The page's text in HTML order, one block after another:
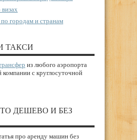
городам и странам
ТАКСИ
из любого аэропорта
с круглосуточной
ДЕШЕВО И БЕЗ
про аренду машин без